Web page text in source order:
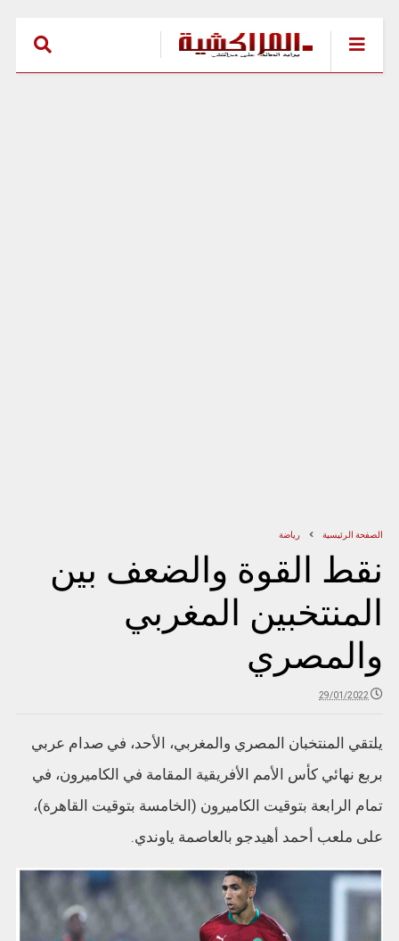
الصفحة الرئيسية رياضة
نقط القوة والضعف بين
المنتخبين المغربي
والمصري
29/01/2022
يلتقي المنتخبان المصري والمغربي، الأحد، في صدام عربي
بربع نهائي كأس الأمم الأفريقية المقامة في الكاميرون، في
تمام الرابعة بتوقيت الكاميرون (الخامسة بتوقيت القاهرة)،
على ملعب أحمد أهيدجو بالعاصمة ياوندي.